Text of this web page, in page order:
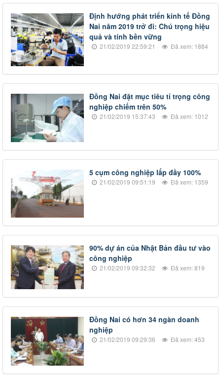
Định hướng phát triển kinh tế Đồng
Nai năm 2019 trở đi: Chú trọng hiệu
quả và tính bền vững
21/02/2019 22:59:21 Đã xem: 1884
Đồng Nai đặt mục tiêu tỉ trọng công
nghiệp chiếm trên 50%
21/02/2019 15:37:43 Đã xem: 1012
​5 cụm công nghiệp lấp đầy 100%
21/02/2019 09:51:19 Đã xem: 1359
​90% dự án của Nhật Bản đầu tư vào
công nghiệp
21/02/2019 09:32:32 Đã xem: 819
Đồng Nai có hơn 34 ngàn doanh
nghiệp
21/02/2019 09:29:36 Đã xem: 453